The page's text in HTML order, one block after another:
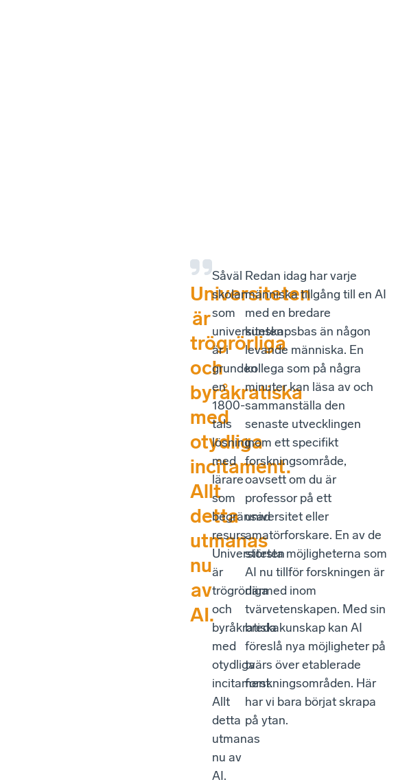
Universiteten
är
trögrörliga
och
byråkratiska
med
otydliga
incitament.
Allt
detta
utmanas
nu
av
AI.
Såväl
skolan
som
universiteten
är i
grunden
en
1800-
tals
lösning
med
lärare
som
begränsad
resurs.
Universiteten
är
trögrörliga
och
byråkratiska
med
otydliga
incitament.
Allt
detta
utmanas
nu av
AI.
Redan idag har varje
människa tillgång till en AI
med en bredare
kunskapsbas än någon
levande människa. En
kollega som på några
minuter kan läsa av och
sammanställa den
senaste utvecklingen
inom ett specifikt
forskningsområde,
oavsett om du är
professor på ett
universitet eller
amatörforskare. En av de
största möjligheterna som
AI nu tillför forskningen är
därmed inom
tvärvetenskapen. Med sin
breda kunskap kan AI
föreslå nya möjligheter på
tvärs över etablerade
forskningsområden. Här
har vi bara börjat skrapa
på ytan.